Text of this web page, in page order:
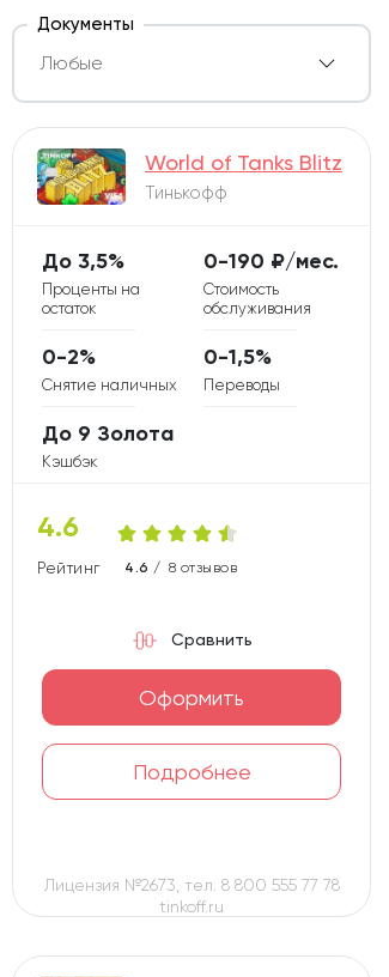
Документы
World of Tanks Blitz
Тинькофф
4.6
Рейтинг карты
4.6 / 8 отзывов
Проценты на
остаток
До 3,5%
Стоимость
обслуживания
0-190 ₽/мес.
Снятие наличных
0-2%
Переводы
0-1,5%
Кэшбэк
До 9 Золота
Оформить
Подробнее
Сравнить
Лицензия №2673, тел. 8 800 555 77 78
tinkoff.ru